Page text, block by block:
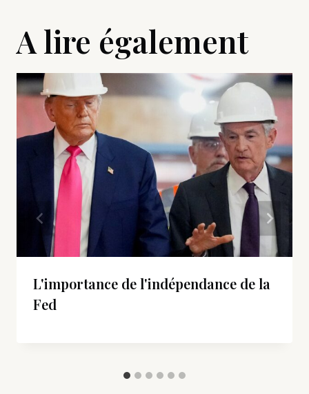
A lire également
L'importance de l'indépendance de la
Fed